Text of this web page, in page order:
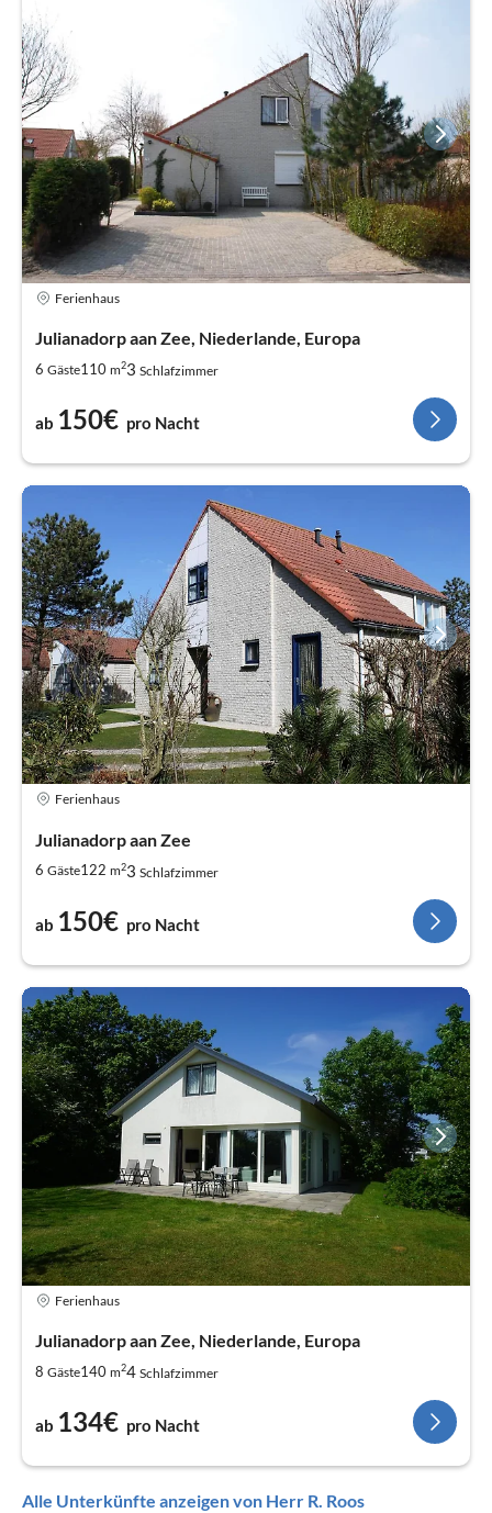
Ferienhaus
Julianadorp aan Zee, Niederlande, Europa
6 Gäste110 m23 Schlafzimmer
ab 150€ pro Nacht
Ferienhaus
Julianadorp aan Zee
6 Gäste122 m23 Schlafzimmer
ab 150€ pro Nacht
Ferienhaus
Julianadorp aan Zee, Niederlande, Europa
8 Gäste140 m24 Schlafzimmer
ab 134€ pro Nacht
Alle Unterkünfte anzeigen von Herr R. Roos